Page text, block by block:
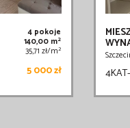
4 pokoje
140,00 m2
35,71 zł/m2
5 000 zł